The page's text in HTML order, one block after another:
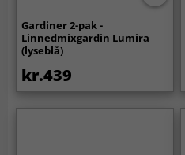
Gardiner 2-pak -
Linnedmixgardin Lumira
(lyseblå)
kr.439